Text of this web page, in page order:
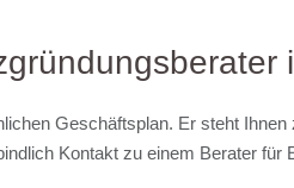
Geschäftsplan. Er steht
Kontakt zu einem Berater für